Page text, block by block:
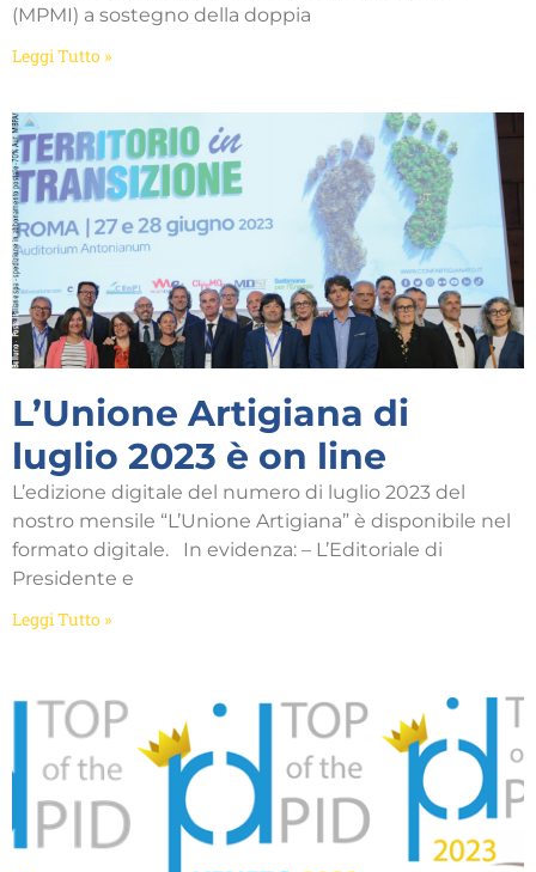
(MPMI) a sostegno della doppia
Leggi Tutto »
L’Unione Artigiana di
luglio 2023 è on line
L’edizione digitale del numero di luglio 2023 del
nostro mensile “L’Unione Artigiana” è disponibile nel
formato digitale. In evidenza: – L’Editoriale di
Presidente e
Leggi Tutto »